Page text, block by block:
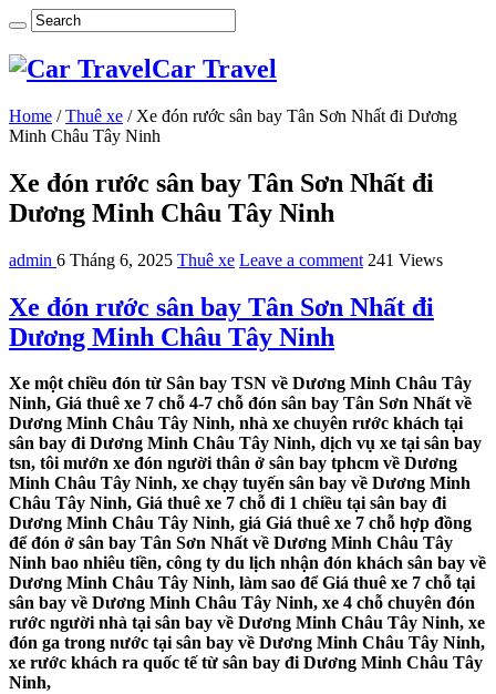
Car Travel
Home / Thuê xe / Xe đón rước sân bay Tân Sơn Nhất đi Dương
Minh Châu Tây Ninh
Xe đón rước sân bay Tân Sơn Nhất đi
Dương Minh Châu Tây Ninh
admin 6 Tháng 6, 2025 Thuê xe Leave a comment 241 Views
Xe đón rước sân bay Tân Sơn Nhất đi
Dương Minh Châu Tây Ninh
Xe một chiều đón từ Sân bay TSN về Dương Minh Châu Tây
Ninh, Giá thuê xe 7 chỗ 4-7 chỗ đón sân bay Tân Sơn Nhất về
Dương Minh Châu Tây Ninh, nhà xe chuyên rước khách tại
sân bay đi Dương Minh Châu Tây Ninh, dịch vụ xe tại sân bay
tsn, tôi mướn xe đón người thân ở sân bay tphcm về Dương
Minh Châu Tây Ninh, xe chạy tuyến sân bay về Dương Minh
Châu Tây Ninh, Giá thuê xe 7 chỗ đi 1 chiều tại sân bay đi
Dương Minh Châu Tây Ninh, giá Giá thuê xe 7 chỗ hợp đồng
để đón ở sân bay Tân Sơn Nhất về Dương Minh Châu Tây
Ninh bao nhiêu tiền, công ty du lịch nhận đón khách sân bay về
Dương Minh Châu Tây Ninh, làm sao để Giá thuê xe 7 chỗ tại
sân bay về Dương Minh Châu Tây Ninh, xe 4 chỗ chuyên đón
rước người nhà tại sân bay về Dương Minh Châu Tây Ninh, xe
đón ga trong nước tại sân bay về Dương Minh Châu Tây Ninh,
xe rước khách ra quốc tế từ sân bay đi Dương Minh Châu Tây
Ninh,